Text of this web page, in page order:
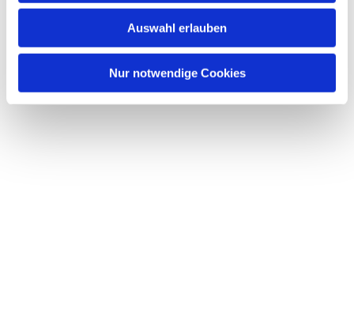
Auswahl erlauben
Nur notwendige Cookies